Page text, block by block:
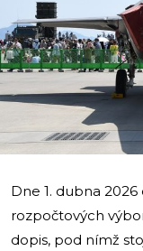
Dne 1. dubna
rozpočtových
dopis, pod nímž